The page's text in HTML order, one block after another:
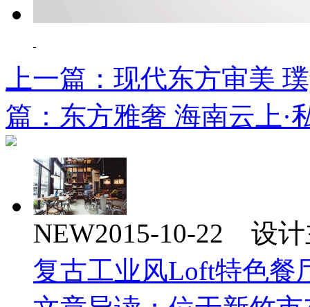
上一篇：现代东方审美
篇：东方雅奢 海南云上·
NEW2015-10-22 设
复古工业风Loft特色